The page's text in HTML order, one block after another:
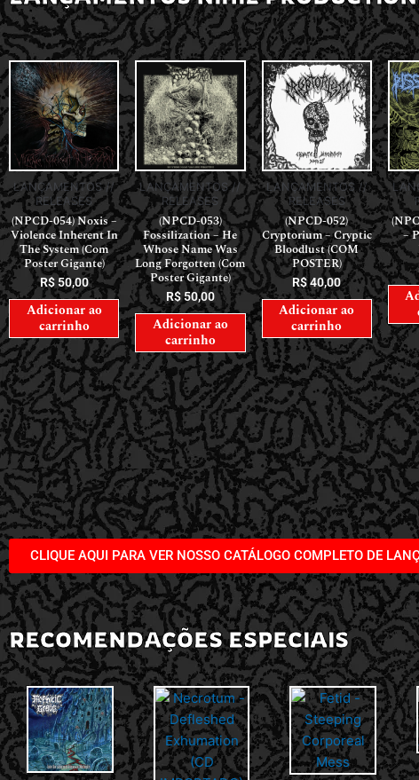
LANÇAMENTOS //
RELEASES
(NPCD-054) Noxis –
Violence Inherent In
The System (Com
Poster Gigante)
R$50,00
Adicionar ao
carrinho
LANÇAMENTOS //
RELEASES
(NPCD-053)
Fossilization – He
Whose Name Was
Long Forgotten (Com
Poster Gigante)
R$50,00
Adicionar ao
carrinho
LANÇAMENTOS //
RELEASES
(NPCD-052)
Cryptorium – Cryptic
Bloodlust (COM
POSTER)
R$40,00
Adicionar ao
carrinho
–
CLIQUE AQUI PARA VER NOSSO CATÁLOGO COMPLETO DE
RECOMENDAÇÕES ESPECIAIS